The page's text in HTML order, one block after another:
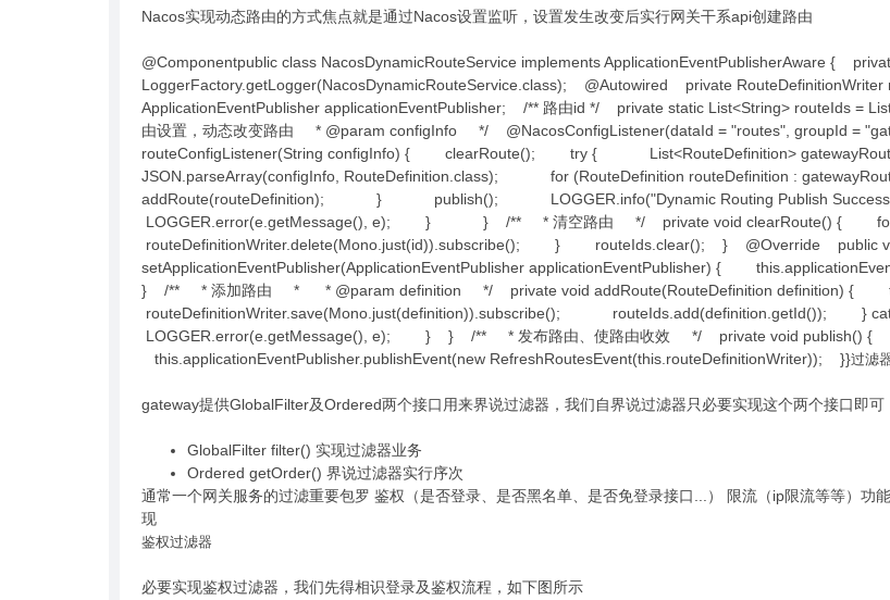
Nacos实现动态路由的方式焦点就是通过Nacos设置监听，设置发生改变后实行网关干系api创建路由
@Componentpublic class NacosDynamicRouteService implements ApplicationEventPublisherAware {
LoggerFactory.getLogger(NacosDynamicRouteService.class); @Autowired private
ApplicationEventPublisher applicationEventPublisher; /** 路由id */ private static List<String> routeIds =
由设置，动态改变路由 * @param configInfo */ @NacosConfigListener(dataId = "routes", groupId =
routeConfigListener(String configInfo) { clearRoute(); try { List<RouteDefinition>
JSON.parseArray(configInfo, RouteDefinition.class); for (RouteDefinition routeDefinition :
addRoute(routeDefinition); } publish(); LOGGER.info("Dynamic Routing Publish
LOGGER.error(e.getMessage(), e); } } /** * 清空路由 */ private void clearRoute() {
routeDefinitionWriter.delete(Mono.just(id)).subscribe(); } routeIds.clear(); } @Override public
setApplicationEventPublisher(ApplicationEventPublisher applicationEventPublisher) {
} /** * 添加路由 * * @param definition */ private void addRoute(RouteDefinition
routeDefinitionWriter.save(Mono.just(definition)).subscribe(); routeIds.add(definition.getId()); }
LOGGER.error(e.getMessage(), e); } } /** * 发布路由、使路由收效 */ private void publish() {
this.applicationEventPublisher.publishEvent(new RefreshRoutesEvent(this.routeDefinitionWriter)); }}过滤
gateway提供GlobalFilter及Ordered两个接口用来界说过滤器，我们自界说过滤器只必要实现这个两个接口即可
GlobalFilter filter() 实现过滤器业务
Ordered getOrder() 界说过滤器实行序次
通常一个网关服务的过滤重要包罗 鉴权（是否登录、是否黑名单、是否免登录接口...） 限流（ip限流等等）功
现
鉴权过滤器
必要实现鉴权过滤器，我们先得相识登录及鉴权流程，如下图所示